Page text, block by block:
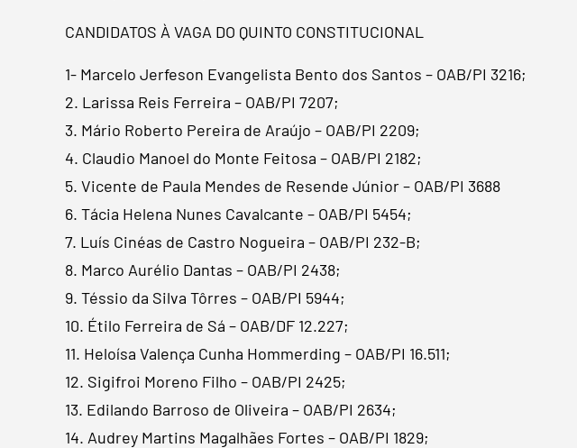
CANDIDATOS À VAGA DO QUINTO CONSTITUCIONAL
1- Marcelo Jerfeson Evangelista Bento dos Santos – OAB/PI 3216;
2. Larissa Reis Ferreira – OAB/PI 7207;
3. Mário Roberto Pereira de Araújo – OAB/PI 2209;
4. Claudio Manoel do Monte Feitosa – OAB/PI 2182;
5. Vicente de Paula Mendes de Resende Júnior – OAB/PI 3688
6. Tácia Helena Nunes Cavalcante – OAB/PI 5454;
7. Luís Cinéas de Castro Nogueira – OAB/PI 232-B;
8. Marco Aurélio Dantas – OAB/PI 2438;
9. Téssio da Silva Tôrres – OAB/PI 5944;
10. Étilo Ferreira de Sá – OAB/DF 12.227;
11. Heloísa Valença Cunha Hommerding – OAB/PI 16.511;
12. Sigifroi Moreno Filho – OAB/PI 2425;
13. Edilando Barroso de Oliveira – OAB/PI 2634;
14. Audrey Martins Magalhães Fortes – OAB/PI 1829;